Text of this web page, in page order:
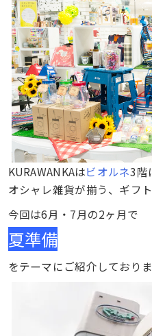
KURAWANKAはビオルネ3階
オシャレ雑貨が揃う、ギフ
今回は6月・7月の2ヶ月で
夏準備
をテーマにご紹介しており